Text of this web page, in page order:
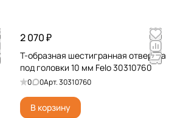
2 070 ₽
Т-образная шестигранная отвертка
под головки 10 мм Felo 30310760
0 0Арт.30310760
В корзину